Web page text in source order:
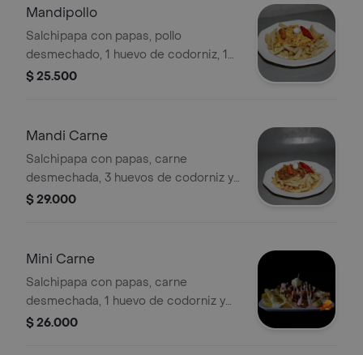
Mandipollo
Salchipapa con papas, pollo
desmechado, 1 huevo de codorniz, 1
salchicha y salsas de la casa.
$ 25.500
Mandi Carne
Salchipapa con papas, carne
desmechada, 3 huevos de codorniz y
salsas de la casa.
$ 29.000
Mini Carne
Salchipapa con papas, carne
desmechada, 1 huevo de codorniz y
salsas de la casa.
$ 26.000